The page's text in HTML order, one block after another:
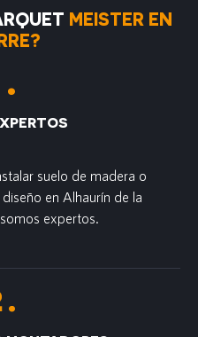
MEISTER EN
suelo de madera o
en Alhaurín de la
expertos.